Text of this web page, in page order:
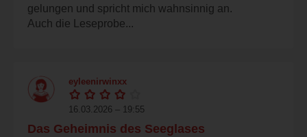
gelungen und spricht mich wahnsinnig an.
Auch die Leseprobe...
eyleenirwinxx
16.03.2026 – 19:55
Das Geheimnis des Seeglases